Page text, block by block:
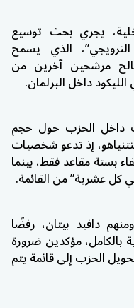
يجري بحث توسيع
النرويجي”، الذي يسمح
مرشحين آخرين من
داخل البرلمان.
داخل الحزب حول حجم
إذ تدعو شخصيات
بستة مقاعد فقط، بينما
كل عشرية” من القائمة.
دافيد بيتان، رفضًا
بالكامل، مؤكدين ضرورة
الحزب إلى قائمة يتم